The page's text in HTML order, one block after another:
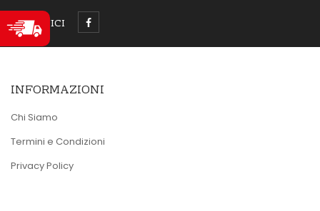
SEGUICI
INFORMAZIONI
Chi Siamo
Termini e Condizioni
Privacy Policy